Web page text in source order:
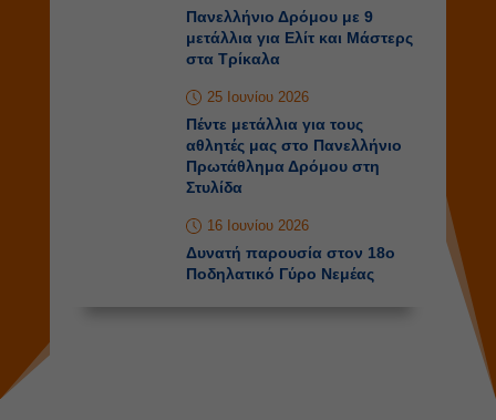
Πανελλήνιο Δρόμου με 9
μετάλλια για Ελίτ και Μάστερς
στα Τρίκαλα
25 Ιουνίου 2026
Πέντε μετάλλια για τους
αθλητές μας στο Πανελλήνιο
Πρωτάθλημα Δρόμου στη
Στυλίδα
16 Ιουνίου 2026
Δυνατή παρουσία στον 18ο
Ποδηλατικό Γύρο Νεμέας